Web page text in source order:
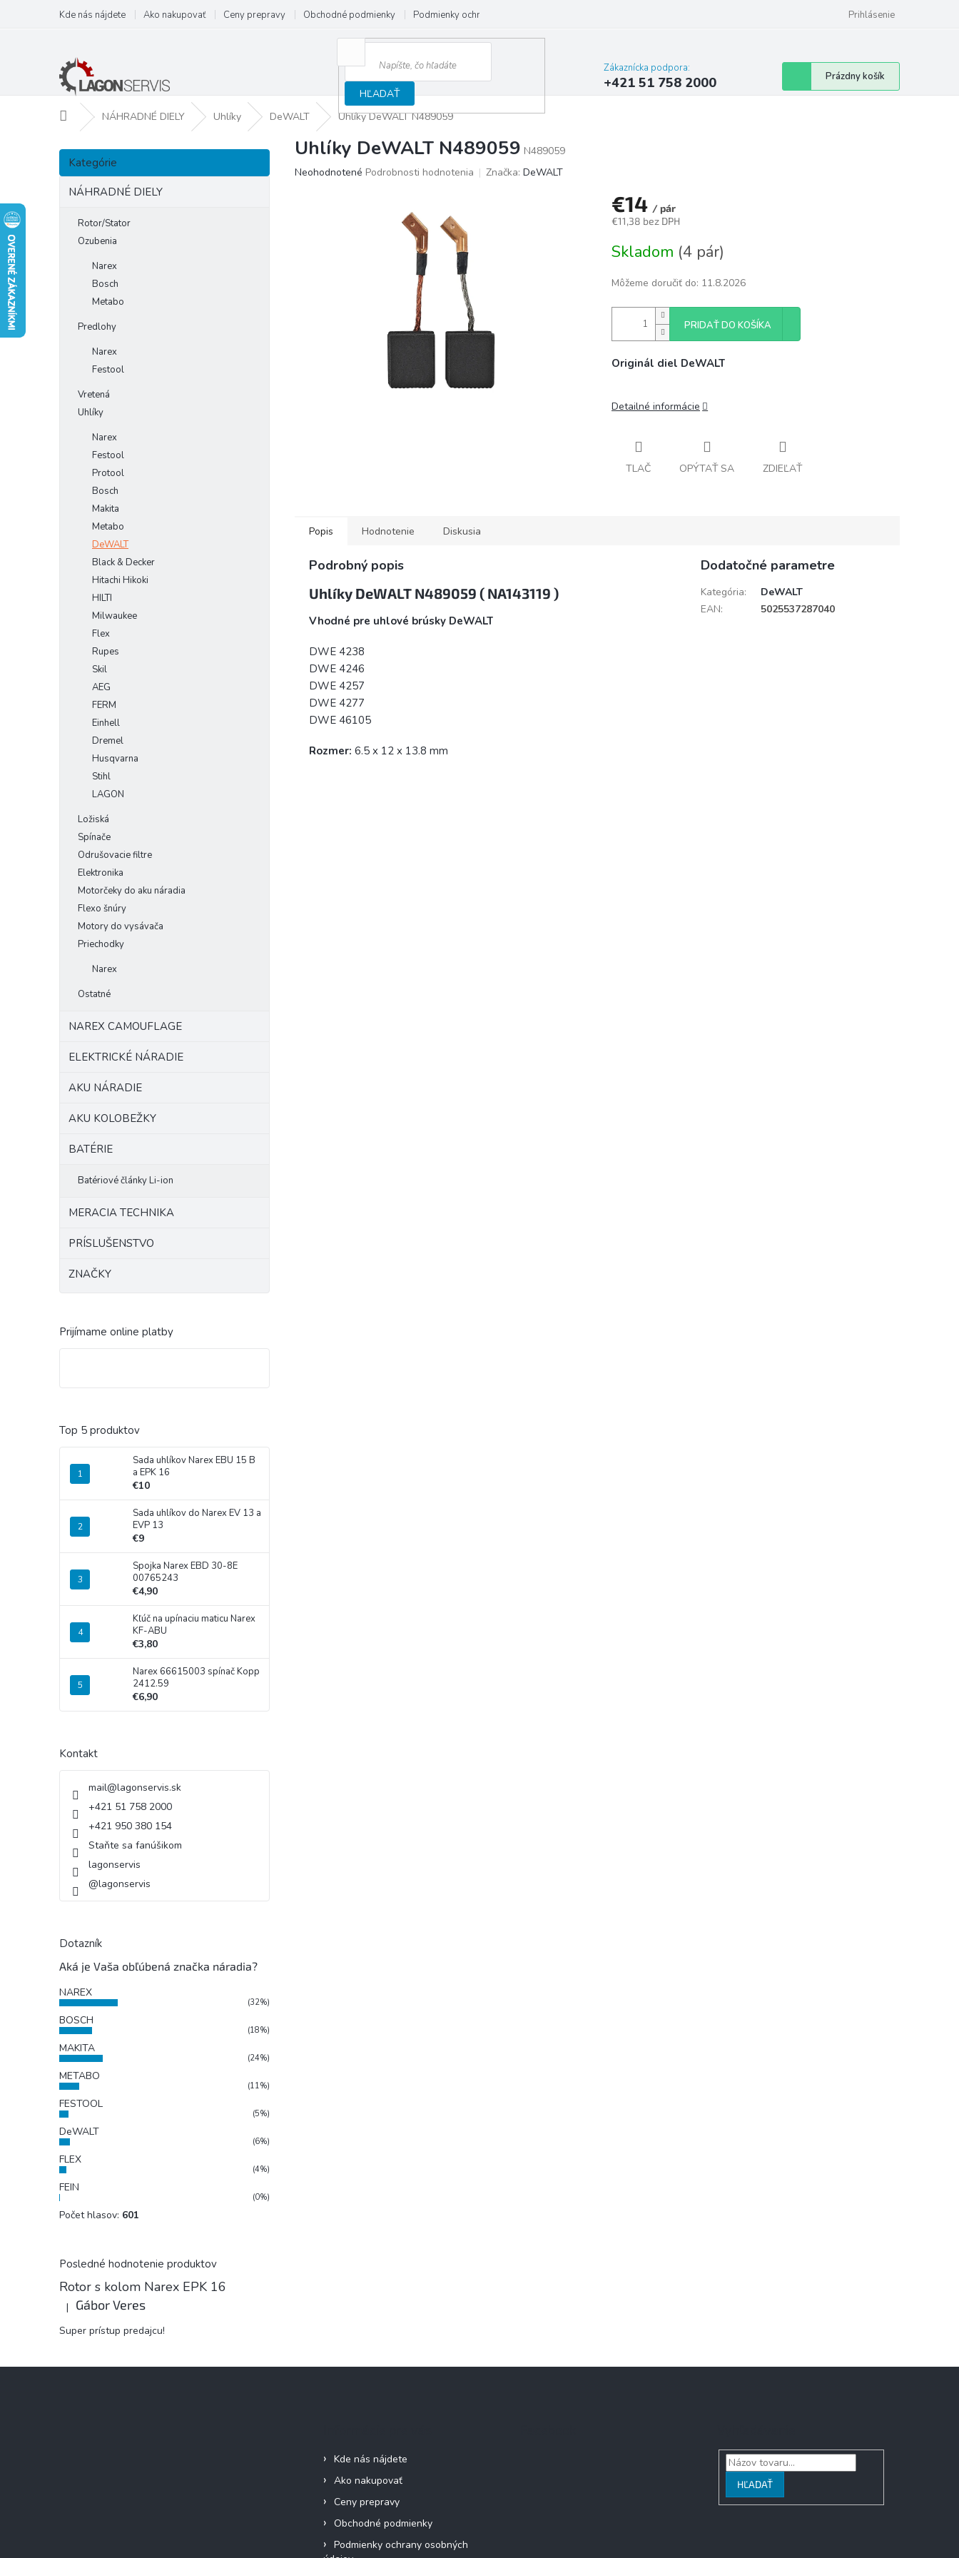
obsah
Kde nás nájdete Ako nakupovať Ceny prepravy Obchodné podmienky Podmienky ochrany osobných údajov Prihlásenie
HĽADAŤ
Zákaznícka podpora:
+421 51 758 2000
Nákupný
košík
Prázdny košík
DomovNÁHRADNÉ DIELY Uhlíky DeWALT Uhlíky DeWALT N489059
B
č
Preskočiť
kategórie
Kategórie
NÁHRADNÉ DIELY
Rotor/Stator
Ozubenia
Narex
Bosch
Metabo
Predlohy
Narex
Festool
Vretená
Uhlíky
Narex
Festool
Protool
Bosch
Makita
Metabo
DeWALT
Black & Decker
Hitachi Hikoki
HILTI
Milwaukee
Flex
Rupes
Skil
AEG
FERM
Einhell
Dremel
Husqvarna
Stihl
LAGON
Ložiská
Spínače
Odrušovacie filtre
Elektronika
Motorčeky do aku náradia
Flexo šnúry
Motory do vysávača
Priechodky
Narex
Ostatné
NAREX CAMOUFLAGE
ELEKTRICKÉ NÁRADIE
AKU NÁRADIE
AKU KOLOBEŽKY
BATÉRIE
Batériové články Li-ion
MERACIA TECHNIKA
PRÍSLUŠENSTVO
ZNAČKY
Prijímame online platby
Top 5 produktov
Sada uhlíkov Narex EBU 15 B
a EPK 16
€10
Sada uhlíkov do Narex EV 13 a
EVP 13
€9
Spojka Narex EBD 30-8E
00765243
€4,90
Kľúč na upínaciu maticu Narex
KF-ABU
€3,80
Narex 66615003 spínač Kopp
2412.59
€6,90
Kontakt
mail@lagonservis.sk
+421 51 758 2000
+421 950 380 154
Staňte sa fanúšikom
lagonservis
@lagonservis
Dotazník
Aká je Vaša obľúbená značka náradia?
NAREX
(32%)
BOSCH
(18%)
MAKITA
(24%)
METABO
(11%)
FESTOOL
(5%)
DeWALT
(6%)
FLEX
(4%)
FEIN
(0%)
Počet hlasov: 601
Posledné hodnotenie produktov
Rotor s kolom Narex EPK 16
Hodnotenie produktu je 5 z 5 hviezdičiek.
| Gábor Veres
Super prístup predajcu!
Uhlíky DeWALT N489059 N489059
Priemerné
Neohodnotené Podrobnosti hodnotenia Značka: DeWALT
€14 / pár
€11,38 bez DPH
cena:
Skladom (4 pár)
Môžeme doručiť do: 11.8.2026
PRIDAŤ DO KOŠÍKA
Originál diel DeWALT
Detailné informácie
TLAČ OPÝTAŤ SA ZDIEĽAŤ
Popis Hodnotenie Diskusia
Podrobný popis
Uhlíky DeWALT N489059 ( NA143119 )
Vhodné pre uhlové brúsky DeWALT
DWE 4238
DWE 4246
DWE 4257
DWE 4277
DWE 46105
Rozmer: 6.5 x 12 x 13.8 mm
Dodatočné parametre
Kategória:
DeWALT
EAN: 5025537287040
Kde nás nájdete
Ako nakupovať
Ceny prepravy
Obchodné podmienky
Podmienky ochrany osobných
HĽADAŤ